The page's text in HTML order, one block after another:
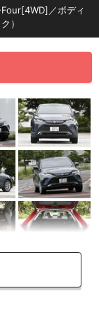
／ボディ
）